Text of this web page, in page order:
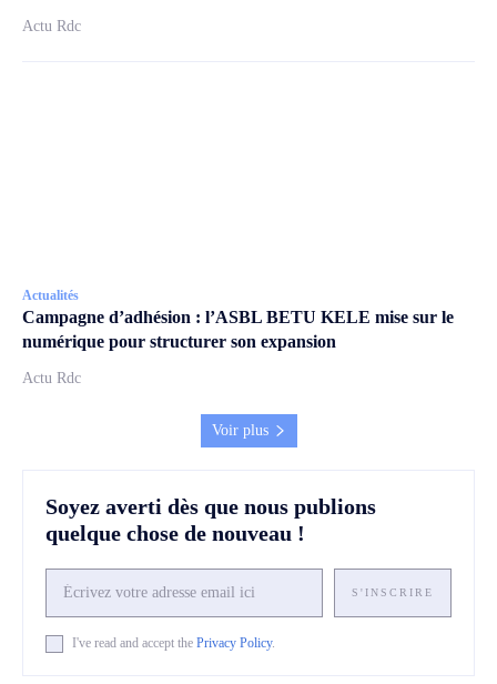
Actu Rdc
Actualités
Campagne d’adhésion : l’ASBL BETU KELE mise sur le
numérique pour structurer son expansion
Actu Rdc
Voir plus
Soyez averti dès que nous publions
quelque chose de nouveau !
S'INSCRIRE
I've read and accept the Privacy Policy.